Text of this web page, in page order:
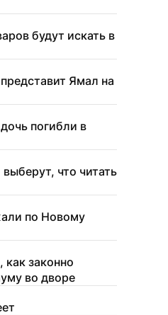
будут искать в
Ямал на
погибли в
что читать
по Новому
законно
во дворе